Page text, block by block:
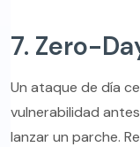
7. Zero-
Un ataque de día
vulnerabilidad
lanzar un parche.